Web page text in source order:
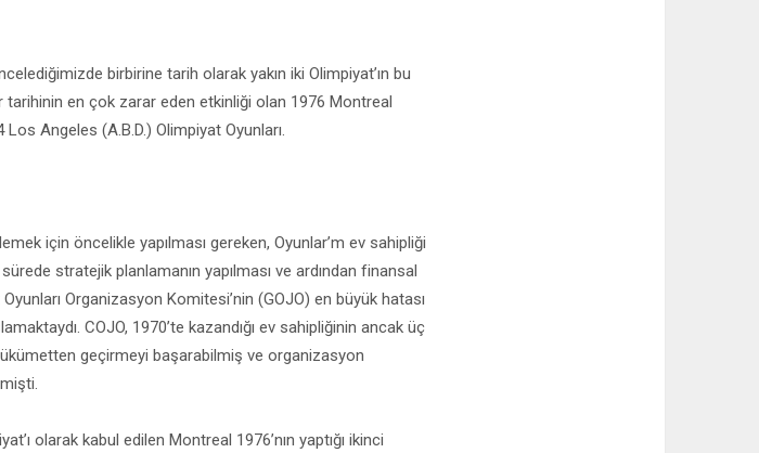
birbirine tarih olarak yakın iki Olimpiyat’ın bu
en çok zarar eden etkinliği olan 1976 Montreal
Angeles (A.B.D.) Olimpiyat Oyunları.
için öncelikle yapılması gereken, Oyunlar’m ev sahipliği
stratejik planlamanın yapılması ve ardından finansal
Organizasyon Komitesi’nin (GOJO) en büyük hatası
COJO, 1970’te kazandığı ev sahipliğinin ancak üç
geçirmeyi başarabilmiş ve organizasyon
olarak kabul edilen Montreal 1976’nın yaptığı ikinci